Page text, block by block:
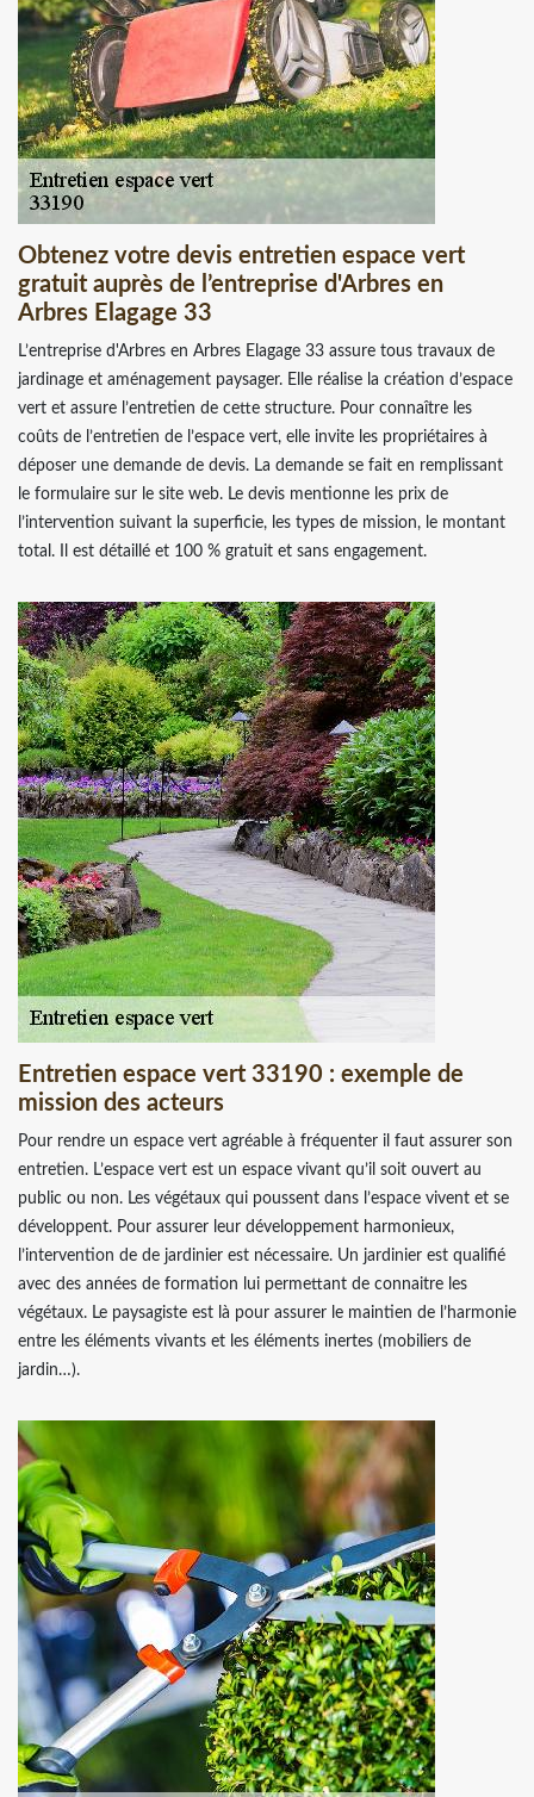
Obtenez votre devis entretien espace vert
gratuit auprès de l’entreprise d'Arbres en
Arbres Elagage 33
L’entreprise d'Arbres en Arbres Elagage 33 assure tous travaux de
jardinage et aménagement paysager. Elle réalise la création d’espace
vert et assure l’entretien de cette structure. Pour connaître les
coûts de l’entretien de l’espace vert, elle invite les propriétaires à
déposer une demande de devis. La demande se fait en remplissant
le formulaire sur le site web. Le devis mentionne les prix de
l’intervention suivant la superficie, les types de mission, le montant
total. Il est détaillé et 100 % gratuit et sans engagement.
Entretien espace vert 33190 : exemple de
mission des acteurs
Pour rendre un espace vert agréable à fréquenter il faut assurer son
entretien. L’espace vert est un espace vivant qu’il soit ouvert au
public ou non. Les végétaux qui poussent dans l’espace vivent et se
développent. Pour assurer leur développement harmonieux,
l’intervention de de jardinier est nécessaire. Un jardinier est qualifié
avec des années de formation lui permettant de connaitre les
végétaux. Le paysagiste est là pour assurer le maintien de l’harmonie
entre les éléments vivants et les éléments inertes (mobiliers de
jardin…).